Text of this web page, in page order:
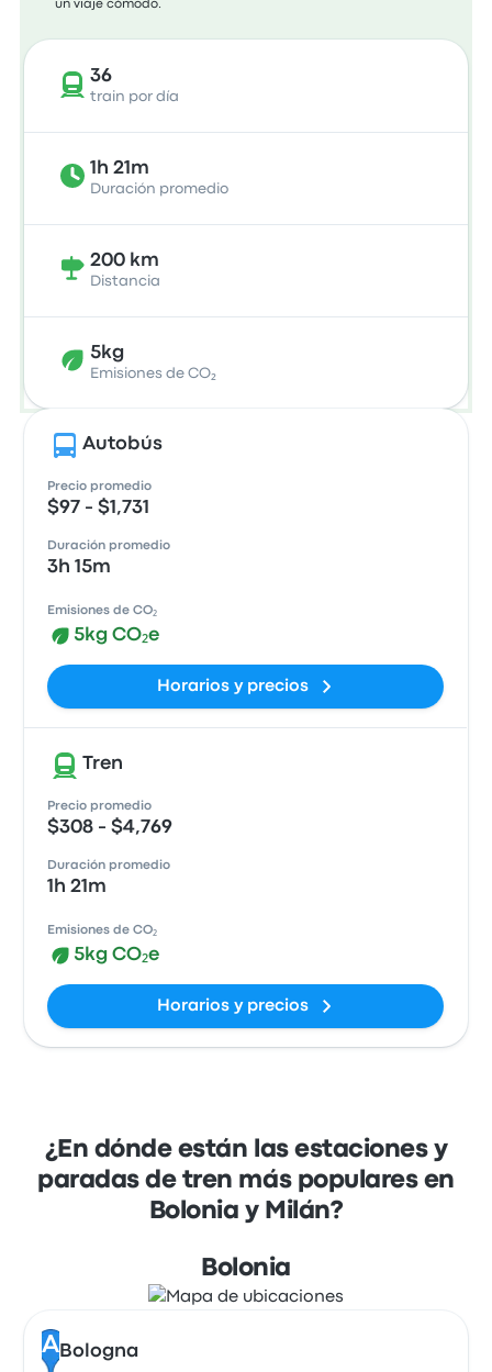
un viaje cómodo.
36
train por día
1h 21m
Duración promedio
200 km
Distancia
5kg
Emisiones de CO₂
Autobús
Precio promedio
$97 - $1,731
Duración promedio
3h 15m
Emisiones de CO₂
5kg CO₂e
Horarios y precios
Tren
Precio promedio
$308 - $4,769
Duración promedio
1h 21m
Emisiones de CO₂
5kg CO₂e
Horarios y precios
¿En dónde están las estaciones y
paradas de tren más populares en
Bolonia y Milán?
Bolonia
ABologna